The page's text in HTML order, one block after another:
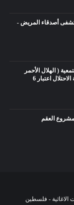
أصدقاء المريض -
( الهلال الأحمر
لقطاع غزة سابقا ) تدين قرار دولة الاحتلال اعتبار 6
العقم
الاغاثية - فلسطين